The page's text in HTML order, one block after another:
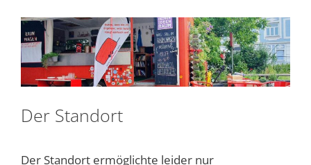
Der Standort
Der Standort ermöglichte leider nur